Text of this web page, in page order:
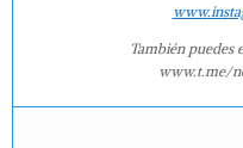
También puedes
www.t.me/